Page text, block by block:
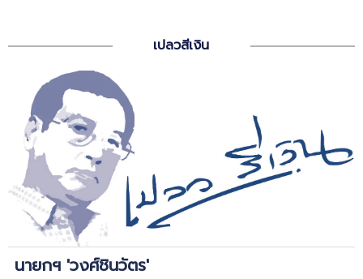
เปลวสีเงิน
นายกฯ 'วงศ์ชินวัตร'